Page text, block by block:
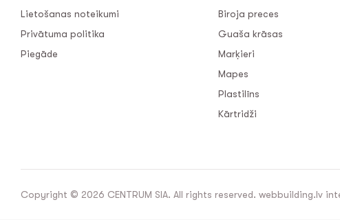
Lietošanas noteikumi
Privātuma politika
Piegāde
Biroja preces
Guaša krāsas
Marķieri
Mapes
Plastilīns
Kārtridži
Copyright © 2026 CENTRUM SIA. All rights reserved. webbuilding.lv